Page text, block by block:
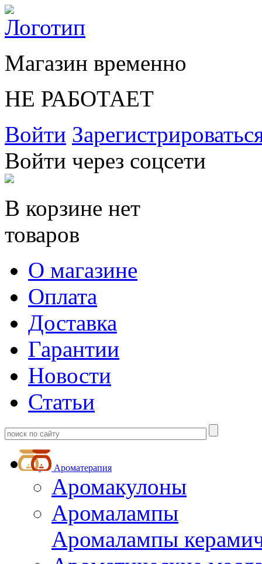
Магазин временно
НЕ РАБОТАЕТ
Войти
Войти через соцсети
В корзине нет
товаров
О магазине
Оплата
Доставка
Гарантии
Новости
Статьи
Ароматерапия
Аромакулоны
Аромалампы
Aромалампы